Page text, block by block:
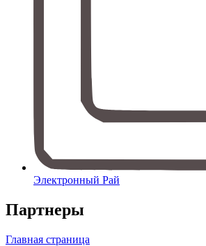
Электронный Рай
Партнеры
Главная страница